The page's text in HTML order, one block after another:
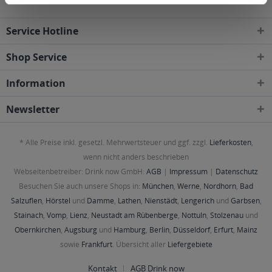
Service Hotline
Shop Service
Information
Newsletter
* Alle Preise inkl. gesetzl. Mehrwertsteuer und ggf. zzgl. Lieferkosten,
wenn nicht anders beschrieben
Webseitenbetreiber: Drink now GmbH: AGB | Impressum | Datenschutz
Besuchen Sie auch unsere Shops in: München, Werne, Nordhorn, Bad
Salzuflen, Hörstel und Damme, Lathen, Nienstädt, Lengerichund Garbsen,
Stainach, Vomp, Lienz, Neustadt am Rübenberge, Nottuln, Stolzenau und
Obernkirchen, Augsburg und Hamburg, Berlin, Düsseldorf, Erfurt, Mainz
sowie Frankfurt. Übersicht aller Liefergebiete
Kontakt AGB Drink now